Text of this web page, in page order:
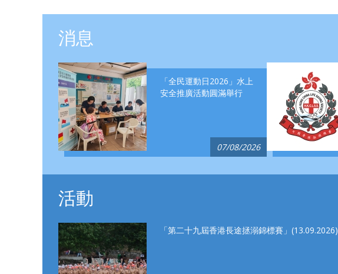
消息
「全民運動日2026」水上
安全推廣活動圓滿舉行
07/08/2026
活動
「第二十九屆香港長途拯溺錦標賽」(13.09.2026)